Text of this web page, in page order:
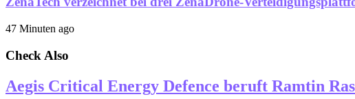
47 Minuten ago
Check Also
Aegis Critical Energy Defence beruft Ramtin